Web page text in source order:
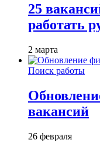
25
работать
2 марта
Поиск работы
вакансий
26 февраля